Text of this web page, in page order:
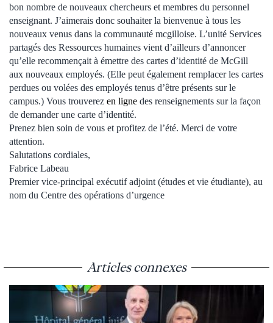
bon nombre de nouveaux chercheurs et membres du personnel
enseignant. J’aimerais donc souhaiter la bienvenue à tous les
nouveaux venus dans la communauté mcgilloise. L’unité Services
partagés des Ressources humaines vient d’ailleurs d’annoncer
qu’elle recommençait à émettre des cartes d’identité de McGill
aux nouveaux employés. (Elle peut également remplacer les cartes
perdues ou volées des employés tenus d’être présents sur le
campus.) Vous trouverez en ligne des renseignements sur la façon
de demander une carte d’identité.
Prenez bien soin de vous et profitez de l’été. Merci de votre
attention.
Salutations cordiales,
Fabrice Labeau
Premier vice-principal exécutif adjoint (études et vie étudiante), au
nom du Centre des opérations d’urgence
Articles connexes